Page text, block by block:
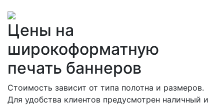
Цены на
широкоформатную
печать баннеров
Стоимость зависит от типа полотна и размеров.
Для удобства клиентов предусмотрен наличный и